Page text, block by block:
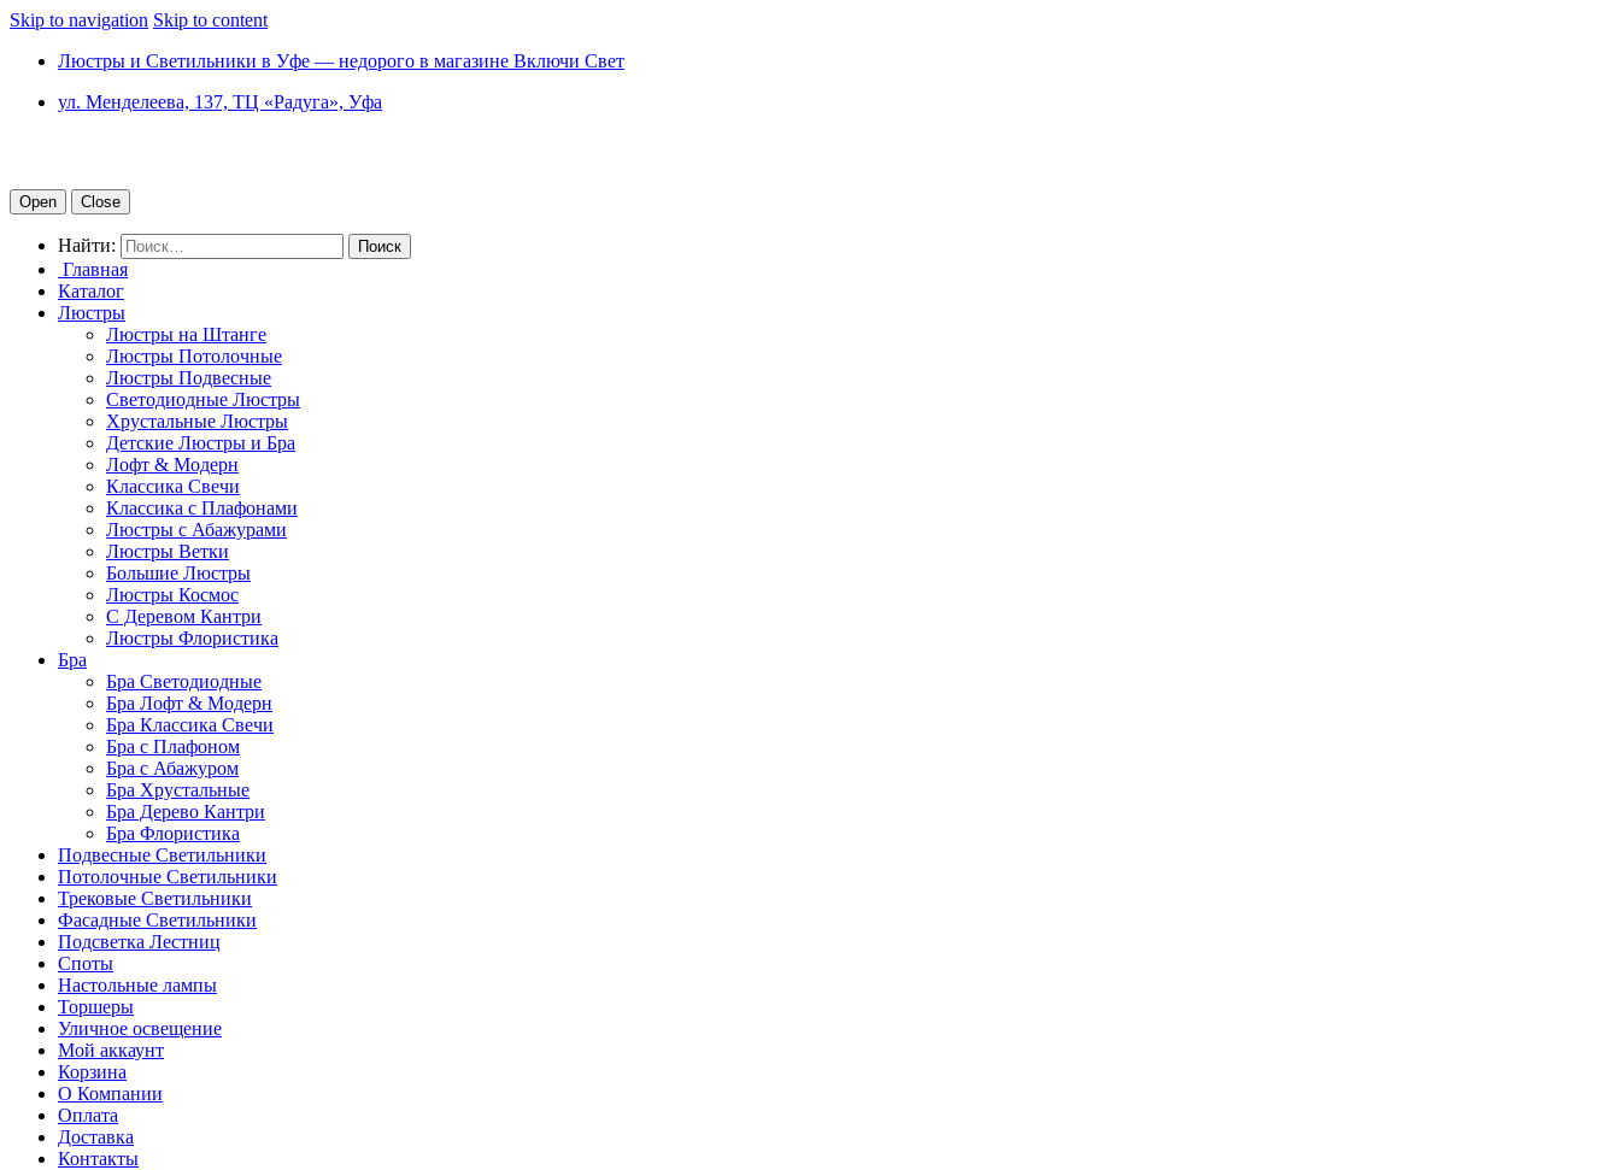
Skip to navigation Skip to content
Люстры и Светильники в Уфе — недорого в магазине Включи Свет
ул. Менделеева, 137, ТЦ «Радуга», Уфа
Open Close
Найти:
Главная
Каталог
Люстры
Люстры на Штанге
Люстры Потолочные
Люстры Подвесные
Светодиодные Люстры
Хрустальные Люстры
Детские Люстры и Бра
Лофт & Модерн
Классика Свечи
Классика с Плафонами
Люстры с Абажурами
Люстры Ветки
Большие Люстры
Люстры Космос
С Деревом Кантри
Люстры Флористика
Бра
Бра Светодиодные
Бра Лофт & Модерн
Бра Классика Свечи
Бра с Плафоном
Бра с Абажуром
Бра Хрустальные
Бра Дерево Кантри
Бра Флористика
Подвесные Светильники
Потолочные Светильники
Трековые Светильники
Фасадные Светильники
Подсветка Лестниц
Споты
Настольные лампы
Торшеры
Уличное освещение
Мой аккаунт
Корзина
О Компании
Оплата
Доставка
Контакты